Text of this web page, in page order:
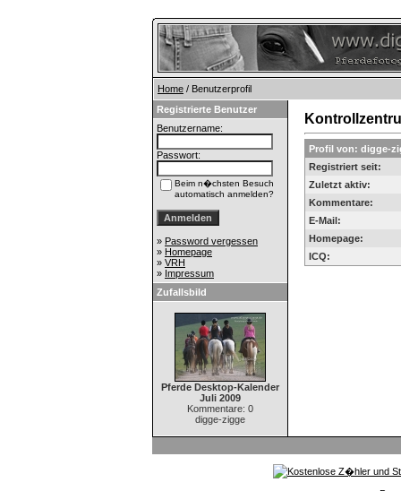
Home / Benutzerprofil
Registrierte Benutzer
Benutzername:
Passwort:
Beim n�chsten Besuch
automatisch anmelden?
» Password vergessen
» Homepage
» VRH
» Impressum
Zufallsbild
Pferde Desktop-Kalender
Juli 2009
Kommentare: 0
digge-zigge
Profil von: digge-
Registriert seit:
Zuletzt aktiv:
Kommentare:
E-Mail:
Homepage:
ICQ: